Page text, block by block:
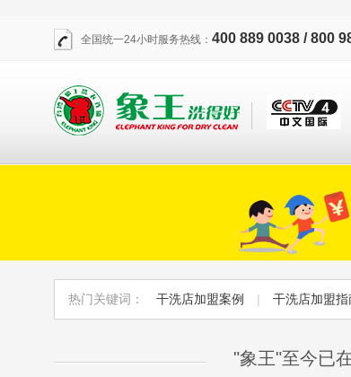
全国统一24小时服务热线： 400 889 0038 / 800
热门关键词： 干洗店加盟案例 | 干洗店加盟指
"象王"至今已